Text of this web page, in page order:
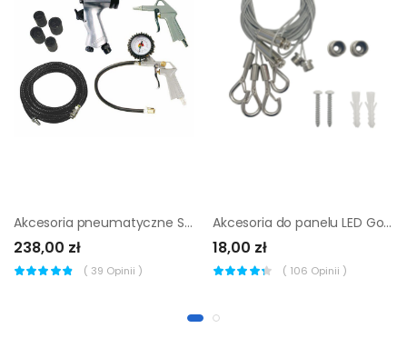
Akcesoria pneumatyczne Stanley klucz 8 części
238,00 zł
( 39 Opinii )
Akcesoria do panelu LED GoodHome
18,00 zł
( 106 Opinii )